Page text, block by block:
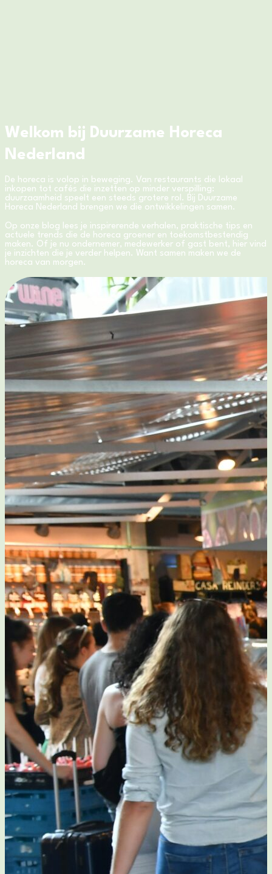
Welkom bij Duurzame Horeca
Nederland
De horeca is volop in beweging. Van restaurants die lokaal
inkopen tot cafés die inzetten op minder verspilling:
duurzaamheid speelt een steeds grotere rol. Bij Duurzame
Horeca Nederland brengen we die ontwikkelingen samen.
Op onze blog lees je inspirerende verhalen, praktische tips en
actuele trends die de horeca groener en toekomstbestendig
maken. Of je nu ondernemer, medewerker of gast bent, hier vind
je inzichten die je verder helpen. Want samen maken we de
horeca van morgen.